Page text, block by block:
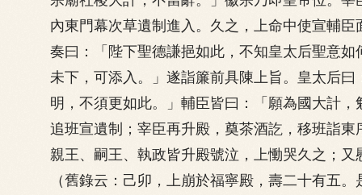
內東門幕次草遺制進入。久之，上命中使宣輔
奏曰：「陛下聖德謙挹如此，不知皇太后聖意如
未下，可添入。」遂詣簾前具陳上旨。皇太后
明，不須更如此。」輔臣皆曰：「願為國大計
追班宣遺制；宰臣再升殿，奠茶酒訖，移班詣東
親王、嗣王、執政皆升殿號泣，上慟哭久之；又
（舊錄云：己卯，上崩於福寧殿，壽二十有五